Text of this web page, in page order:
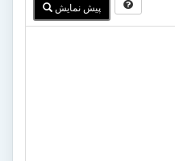
پیش نمایش